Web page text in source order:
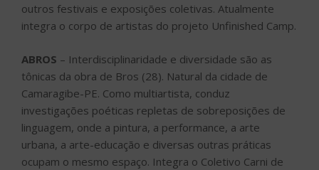
outros festivais e exposições coletivas. Atualmente
integra o corpo de artistas do projeto Unfinished Camp.
ABROS – Interdisciplinaridade e diversidade são as
tônicas da obra de Bros (28). Natural da cidade de
Camaragibe-PE. Como multiartista, conduz
investigações poéticas repletas de sobreposições de
linguagem, onde a pintura, a performance, a arte
urbana, a arte-educação e diversas outras práticas
ocupam o mesmo espaço. Integra o Coletivo Carni de